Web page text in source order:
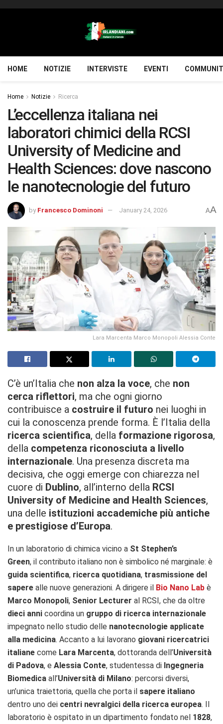
HOME NOTIZIE INTERVISTE EVENTI
Home Notizie Ricerca
L’eccellenza italiana nei
laboratori chimici della RCSI
University of Medicine and
Health Sciences: dove nascono
le nanotecnologie del futuro
by Francesco Dominoni January 24, 2026 AA
Lara Marcenta Marco Monopoli Alessia Conte
C’è un’Italia che non alza la voce, che non
cerca riflettori, ma che ogni giorno
contribuisce a costruire il futuro nei luoghi in
cui la conoscenza prende forma. È l’Italia della
ricerca scientifica, della formazione rigorosa,
della competenza riconosciuta a livello
internazionale. Una presenza discreta ma
decisiva, che oggi emerge con chiarezza nel
cuore di Dublino, all’interno della RCSI
University of Medicine and Health Sciences,
una delle istituzioni accademiche più antiche
e prestigiose d’Europa.
In un laboratorio di chimica vicino a St Stephen’s
Green, il contributo italiano non è simbolico né marginale: è
guida scientifica, ricerca quotidiana, trasmissione del
sapere alle nuove generazioni. A dirigere il Bio Nano Lab è
Marco Monopoli, Senior Lecturer al RCSI, che da oltre
dieci anni coordina un gruppo di ricerca internazionale
impegnato nello studio delle nanotecnologie applicate
alla medicina. Accanto a lui lavorano giovani ricercatrici
italiane come Lara Marcenta, dottoranda dell’Università
di Padova, e Alessia Conte, studentessa di Ingegneria
Biomedica all’Università di Milano: percorsi diversi,
un’unica traiettoria, quella che porta il sapere italiano
dentro uno dei centri nevralgici della ricerca europea. Il
laboratorio è ospitato in un dipartimento fondato nel 1828,